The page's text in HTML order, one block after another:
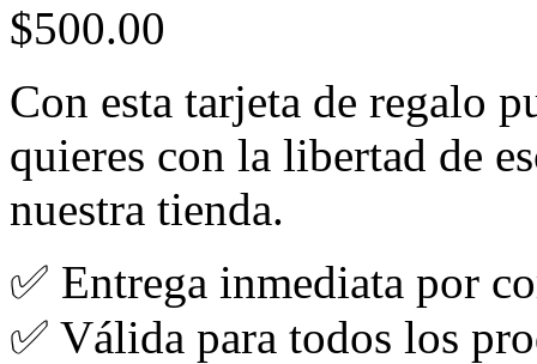
$500.00
Con esta tarjeta de regalo
quieres con la libertad de
nuestra tienda.
✅ Entrega inmediata por
✅ Válida para todos los